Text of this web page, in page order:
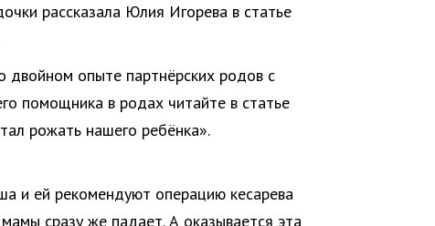
рассказала Юлия Игорева в статье
двойном опыте партнёрских родов с
помощника в родах читайте в статье
рожать нашего ребёнка».
и ей рекомендуют операцию кесарева
сразу же падает. А оказывается эта